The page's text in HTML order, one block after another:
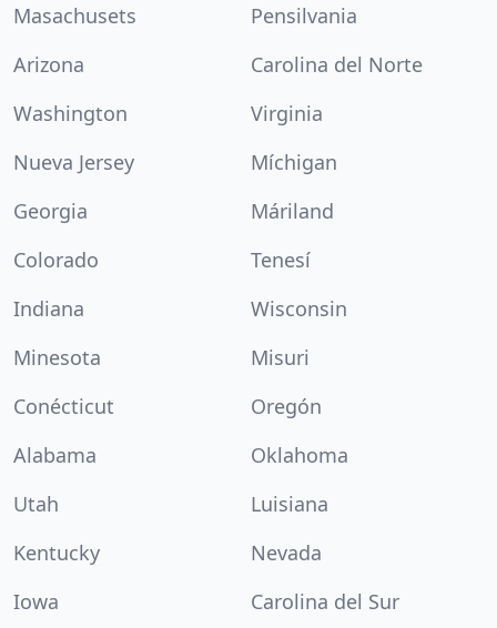
Masachusets
Pensilvania
Arizona
Carolina del Norte
Washington
Virginia
Nueva Jersey
Míchigan
Georgia
Máriland
Colorado
Tenesí
Indiana
Wisconsin
Minesota
Misuri
Conécticut
Oregón
Alabama
Oklahoma
Utah
Luisiana
Kentucky
Nevada
Iowa
Carolina del Sur